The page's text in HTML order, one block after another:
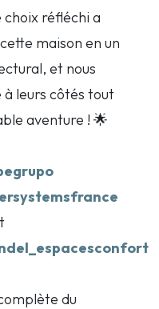
choix réfléchi a
maison en un
et nous
à leurs côtés tout
aventure ! 🌟
du